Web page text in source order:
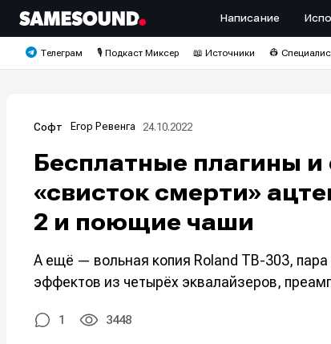
Написание
Телеграм 🎙️ Подкаст Миксер 📖 Источники 👷
Софт Егор Ревенга 24.10.2022
Бесплатные плагины
«свисток смерти»
2 и поющие чаши
А ещё — вольная копия Roland TB-303,
эффектов из четырёх эквалайзеров,
1 3448